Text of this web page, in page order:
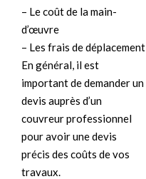
– Le coût de la main-
d’œuvre
– Les frais de déplacement
En général, il est
important de demander un
devis auprès d’un
couvreur professionnel
pour avoir une devis
précis des coûts de vos
travaux.